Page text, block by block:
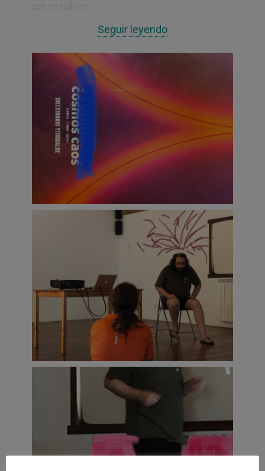
Hasta la fecha, varios artistas, escritor+s y
conceptos que surgen de la física
cuántica y de partículas, ya sea a través de
técnicas documentales, analogías,
metáforas, nociones líricas, poéticas o
conceptuales. Por ejemplo, la escritora
Christine Brooke-Rose escribió la novela
experimental
(1966) para ofrecer una
reflexión sobre el acto de interpretación y
provocar una reacción del lector en
relación a cómo opera el conocimiento en
el mundo que nos rodea. Del mismo modo,
el uso de la indeterminación en el trabajo
de John Cage podría realinearse con
sucesos paralelos dentro de la física
cuántica que surgieron a fines de la
década de 1930. Más recientemente, la
artista Josèfa Ntjam ha creado un
videoensayo especulativo sobre un líquido
que emite luz cuando reacciona a lo que
no podemos ver.
El taller combina presentaciones sobre
líneas de investigación actuales en la
física teórica con tácticas performativas,
prácticas somáticas, sonoras y poéticas
para descubrir colectivamente el lirismo y
las fuerzas emocionales que se encentran
en los más pequeños (e invisibles)
componentes de nuestro universo.
Mediante tareas, tanto individuales como
colaborativas, así como ejercicios de
escucha profunda y provocaciones
Seguir leyendo